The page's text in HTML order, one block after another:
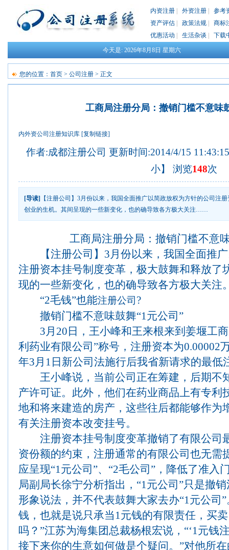
内资注册 外资注册
参考
资产评估
政策法规
商标
优惠活动
生活杂谈 下载
今天是: 2026年8月8日 星期六
您的位置： 首页 > 公司注册 > 正文
工商局注册分局：撤销门槛不意味
内外资公司注册知识库 [复制链接]
作者:成都注册公司 更新时间:2014/4/15
小】 浏览148次
[导读] 【注册公司】3月份以来，我国全面推广以简政放权为方针的公司注
创业的生机。其间呈现的一些新变化，也的确导致各方极大关注……
工商局注册分局：撤销门槛不意
【注册公司】3月份以来，我国全面推广
注册资本挂号制度变革，极大鼓舞和释放了
现的一些新变化，也的确导致各方极大关注
“2毛钱”也能注册公司 ?
撤销门槛不意味鼓舞“1元公司”
3月20日，王小峰和王来根来到姜堰工商
利药业有限公司”称号，注册资本为0.00002
年3月1日新公司法施行后我省新请求的最低
王小峰说，当前公司正在筹建，后期不
产许可证。此外，他们在药业商品上有专利
地和将来建造的房产，这些往后都能够作为
有关注册资本改变挂号。
注册资本挂号制度变革撤销了有限公司
资份额的约束，注册通常的有限公司也无需
应呈现“1元公司”、“2毛公司”，降低了准入
局副局长徐宁分析指出，“1元公司”只是撤
形象说法，并不代表鼓舞大家去办“1元公司
钱，也就是说只承当1元钱的有限责任，买
吗？”江苏为海集团总裁杨根宏说，“‘1元钱
接下来你的生意如何做是个疑问。”对他所